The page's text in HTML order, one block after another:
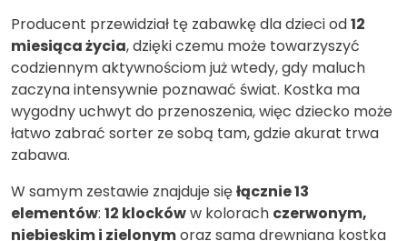
Producent przewidział tę zabawkę dla dzieci od12
miesiąca życia, dzięki czemu może towarzyszyć
codziennym aktywnościom już wtedy, gdy maluch
zaczyna intensywnie poznawać świat. Kostka ma
wygodny uchwyt do przenoszenia, więc dziecko może
łatwo zabrać sorter ze sobą tam, gdzie akurat trwa
zabawa.
W samym zestawie znajduje sięłącznie 13
elementów: 12 klockóww kolorach czerwonym,
niebieskim i zielonymoraz sama drewniana kostka